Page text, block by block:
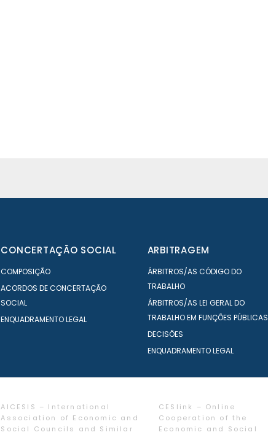
CONCERTAÇÃO SOCIAL
COMPOSIÇÃO
ACORDOS DE CONCERTAÇÃO
SOCIAL
ENQUADRAMENTO LEGAL
ARBITRAGEM
ÁRBITROS/AS CÓDIGO DO
TRABALHO
ÁRBITROS/AS LEI GERAL DO
TRABALHO EM FUNÇÕES PÚBLICAS
DECISÕES
ENQUADRAMENTO LEGAL
AICESIS – International
Association of Economic and
Social Councils and Similar
CESlink – Online
Cooperation of the
Economic and Social